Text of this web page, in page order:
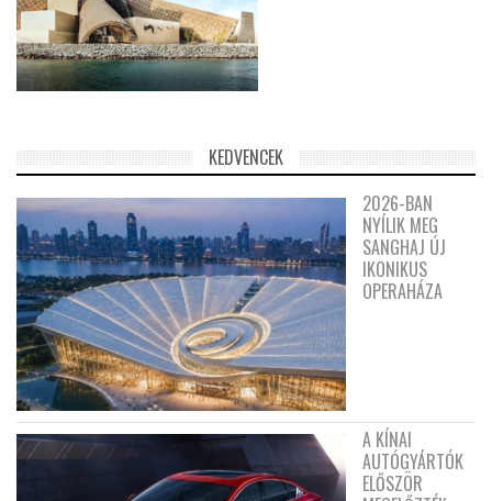
KEDVENCEK
2026-BAN
NYÍLIK MEG
SANGHAJ ÚJ
IKONIKUS
OPERAHÁZA
A KÍNAI
AUTÓGYÁRTÓK
ELŐSZÖR